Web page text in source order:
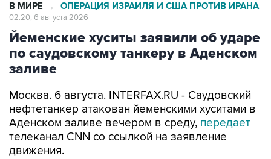
В МИРЕ → ОПЕРАЦИЯ ИЗРАИЛЯ И США ПРОТИВ ИРАНА
02:20, 6 августа 2026
Йеменские хуситы заявили об ударе
по саудовскому танкеру в Аденском
заливе
Москва. 6 августа. INTERFAX.RU - Саудовский
нефтетанкер атакован йеменскими хуситами в
Аденском заливе вечером в среду, передает
телеканал CNN со ссылкой на заявление
движения.